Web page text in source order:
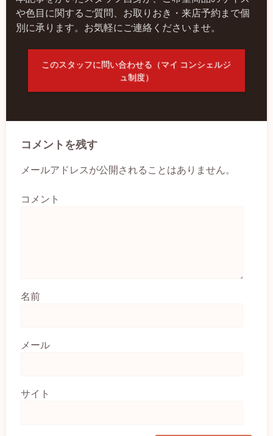
や色目に関するご質問、お取りおき・来店予約まで個
別に承ります。お気軽にご連絡くださいませ。
このスタッフに問い合わせる（マイ コンシェルジ
ュ制度）
コメントを残す
メールアドレスが公開されることはありません。
コメント
名前
メール
サイト